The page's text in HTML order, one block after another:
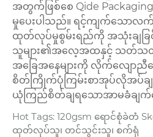
အတွက်ဖြစ်စေ Qide
မှုပေးပါသည်။ ရင့်ကျက်သောလ
ထုတ်လုပ်မှုစွမ်းရည်ကို အသုံးချခြ
သူများ၏အလေ့အထနှင့် သတ်သ
အခြေအနေများကို လိုက်လျော
စိတ်ကြိုက်ပုံကြမ်းစာအုပ်လိုအပ်ခ
ယုံကြည်စိတ်ချရသောအာမခံချက်
Hot Tags: 120gsm ရောင်စုံခဲတံ
ထုတ်လုပ်သူ၊ တင်သွင်းသူ၊ စက်ရုံ